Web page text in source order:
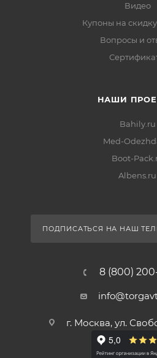
Видео
Купоны на
Вопросы и
НАШИ
Bahily.ru
Med-
Boot-
Albens.ru
ПОДПИСАТЬСЯ НА НАШ
8 (800) 200-
г. Москва, ул.